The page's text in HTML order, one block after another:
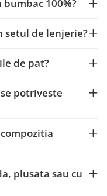
100%?
setul de lenjerie?
de pat?
potriveste
plusata sau cu